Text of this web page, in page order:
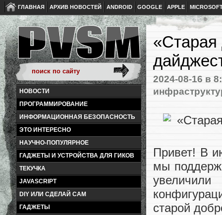
ГЛАВНАЯ АРХИВ НОВОСТЕЙ ANDROID GOOGLE APPLE
НОВОСТИ
ПРОГРАММИРОВАНИЕ
ИНФОРМАЦИОННАЯ БЕЗОПАСНОСТЬ
ЭТО ИНТЕРЕСНО
НАУЧНО-ПОПУЛЯРНОЕ
ГАДЖЕТЫ И УСТРОЙСТВА ДЛЯ ГИКОВ
ТЕКУЧКА
JAVASCRIPT
DIY ИЛИ СДЕЛАЙ САМ
ГАДЖЕТЫ
«Старая
2024-08-16 в
Привет! В
мы
старой